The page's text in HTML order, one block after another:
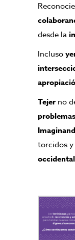
desde la
Incluso
Tejer no
problemas
torcidos y